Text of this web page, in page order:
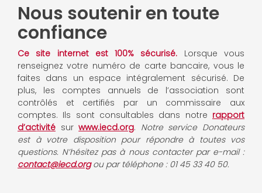
Nous soutenir en toute
confiance
Ce site internet est 100% sécurisé. Lorsque vous
renseignez votre numéro de carte bancaire, vous le
faites dans un espace intégralement sécurisé. De
plus, les comptes annuels de l’association sont
contrôlés et certifiés par un commissaire aux
comptes. Ils sont consultables dans notre rapport
d’activité surwww.iecd.org. Notre service Donateurs
est à votre disposition pour répondre à toutes vos
questions. N’hésitez pas à nous contacter par e-mail :
contact@iecd.orgou par téléphone : 01 45 33 40 50.